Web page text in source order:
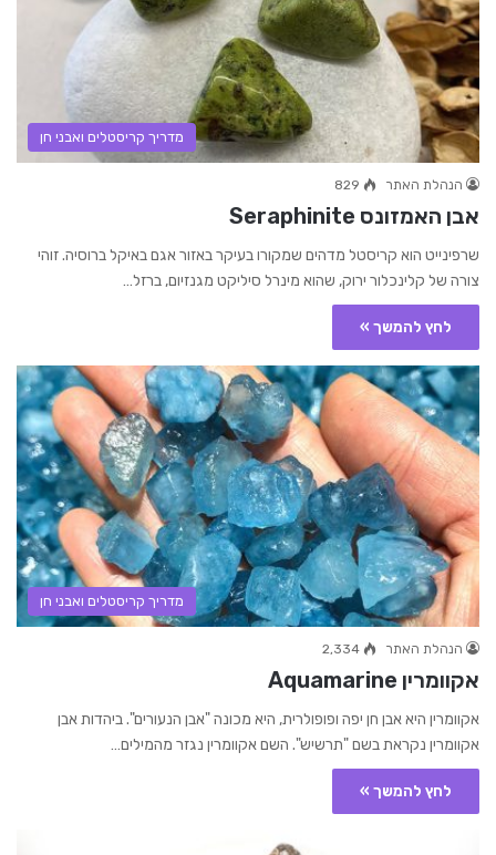
מדריך קריסטלים ואבני חן
הנהלת האתר 829
אבן האמזונס Seraphinite
שרפינייט הוא קריסטל מדהים שמקורו בעיקר באזור אגם באיקל ברוסיה. זוהי
צורה של קלינכלור ירוק, שהוא מינרל סיליקט מגנזיום, ברזל…
לחץ להמשך »
מדריך קריסטלים ואבני חן
הנהלת האתר 2,334
אקוומרין Aquamarine
אקוומרין היא אבן חן יפה ופופולרית, היא מכונה "אבן הנעורים". ביהדות אבן
אקוומרין נקראת בשם "תרשיש". השם אקוומרין נגזר מהמילים…
לחץ להמשך »